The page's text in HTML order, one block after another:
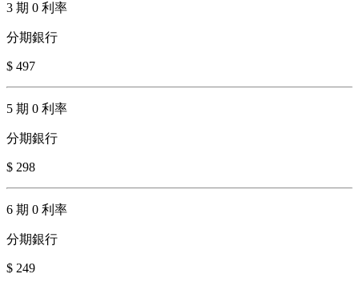
3 期 0 利率
分期銀行
$ 497
5 期 0 利率
分期銀行
$ 298
6 期 0 利率
分期銀行
$ 249